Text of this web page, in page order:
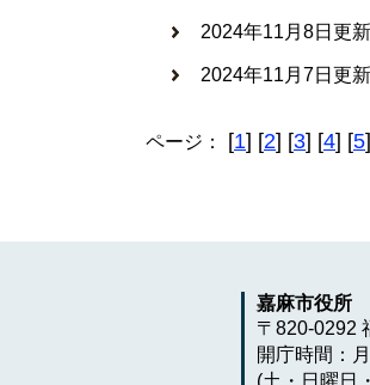
2024年11月8日更新
2024年11月7日更新
ページ： [1] [2] [3] [4] [5
嘉麻市役所
〒820-0292
開庁時間：
(土・日曜日